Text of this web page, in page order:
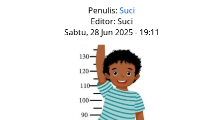
Penulis: Suci
Editor: Suci
Sabtu, 28 Jun 2025 - 19:11